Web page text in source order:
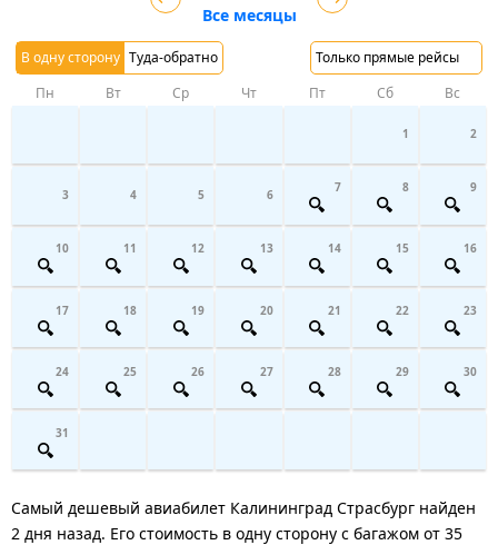
В одну сторону Туда-обратно Только прямые рейсы
Все месяцы
Пн Вт Ср Чт Пт Сб Вс
1 2
3 4 5 6 7 8 9
10 11 12 13 14 15 16
17 18 19 20 21 22 23
24 25 26 27 28 29 30
31
Самый дешевый авиабилет Калининград Страсбург найден
2 дня назад. Его стоимость в одну сторону с багажом от 35